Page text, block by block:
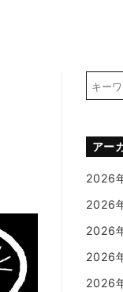
アー
2026
2026
2026
2026
2026